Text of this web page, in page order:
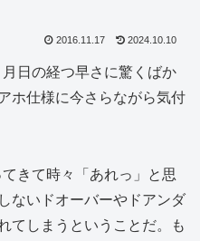
2016.11.17 2024.10.10
日の経つ早さに驚くばか
ホ仕様に今さらながら気付
きて時々「あれっ」と思
ないドオーバーやドアンダ
てしまうということだ。も